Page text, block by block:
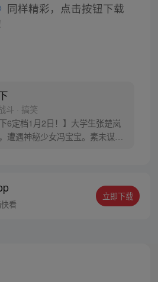
同样精彩，点击按钮下载
斗 · 搞笑
下6定档1月2日！】大学生张楚岚
遭遇神秘少女冯宝宝。素未谋面
的生活被彻底颠覆，与冯宝宝一
”之旅。
看
立即下载